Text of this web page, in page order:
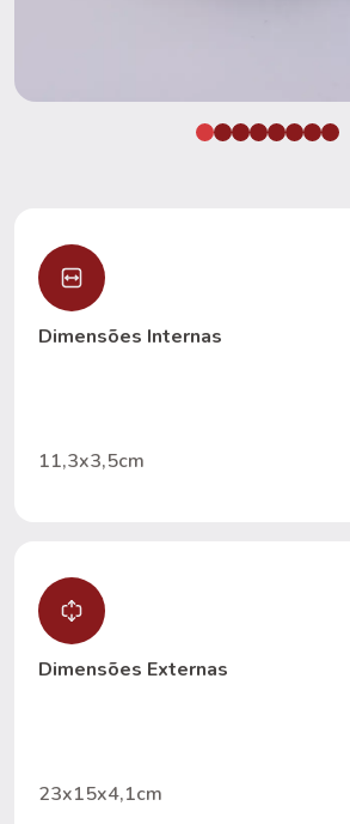
Dimensões Internas
11,3x3,5cm
Dimensões Externas
23x15x4,1cm